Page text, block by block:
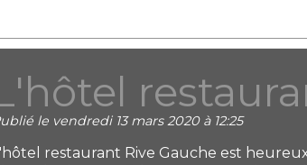
le vendredi 13 mars 2020 à 12:25
restaurant Rive Gauche est